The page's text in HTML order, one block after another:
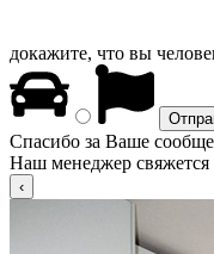
докажите, что вы
Спасибо за Ваше
Наш менеджер